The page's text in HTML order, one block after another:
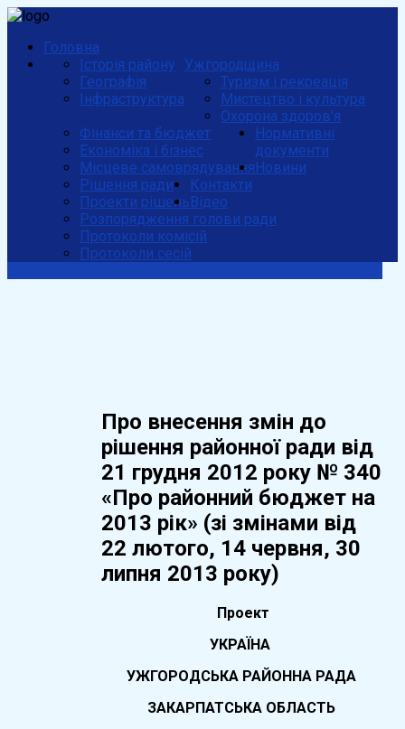
Головна
Ужгородщина
Історія району
Географія
Інфраструктура
Туризм і рекреація
Мистецтво і культура
Охорона здоров'я
Фінанси та бюджет
Економіка і бізнес
Місцеве самоврядування
Нормативні
документи
Рішення ради
Проекти рішень
Розпорядження голови ради
Протоколи комісій
Протоколи сесій
Новини
Контакти
Відео
Про внесення змін до
рішення районної ради від
21 грудня 2012 року № 340
«Про районний бюджет на
2013 рік» (зі змінами від
22 лютого, 14 червня, 30
липня 2013 року)
Проект
УКРАЇНА
УЖГОРОДСЬКА РАЙОННА РАДА
ЗАКАРПАТСЬКА ОБЛАСТЬ